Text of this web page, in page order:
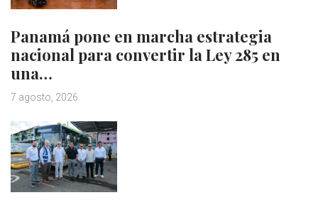
Panamá pone en marcha estrategia
nacional para convertir la Ley 285 en
una…
7 agosto, 2026